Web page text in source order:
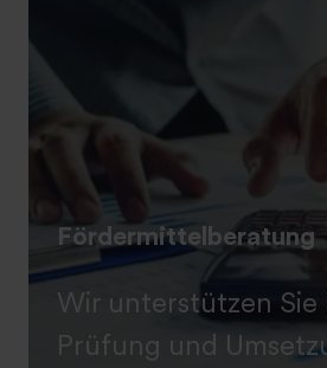
Fördermittelberatung
Wir unterstützen Sie
Prüfung und